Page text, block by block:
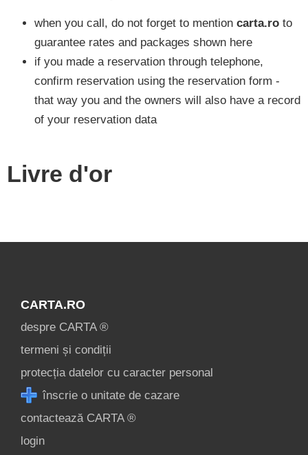
when you call, do not forget to mention carta.ro to
guarantee rates and packages shown here
if you made a reservation through telephone,
confirm reservation using the reservation form -
that way you and the owners will also have a record
of your reservation data
Livre d'or
CARTA.RO
despre CARTA ®
termeni și condiții
protecția datelor cu caracter personal
înscrie o unitate de cazare
contactează CARTA ®
login